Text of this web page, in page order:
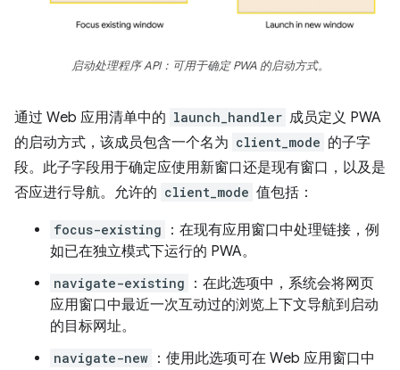
启动处理程序 API：可用于确定 PWA 的启动方式。
通过 Web 应用清单中的 launch_handler 成员定义 PWA
的启动方式，该成员包含一个名为 client_mode 的子字
段。此子字段用于确定应使用新窗口还是现有窗口，以及是
否应进行导航。允许的 client_mode 值包括：
focus-existing
：在现有应用窗口中处理链接，例
如已在独立模式下运行的 PWA。
navigate-existing
：在此选项中，系统会将网页
应用窗口中最近一次互动过的浏览上下文导航到启动
的目标网址。
navigate-new ：使用此选项可在 Web 应用窗口中